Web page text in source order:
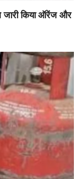
जारी किया ऑरेंज और